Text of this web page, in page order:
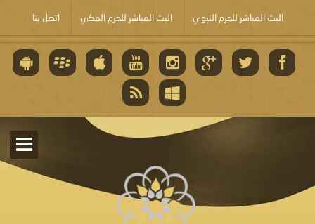
البث المباشر للحرم النبوي البث المباشر للحرم المكي اتصل بنا